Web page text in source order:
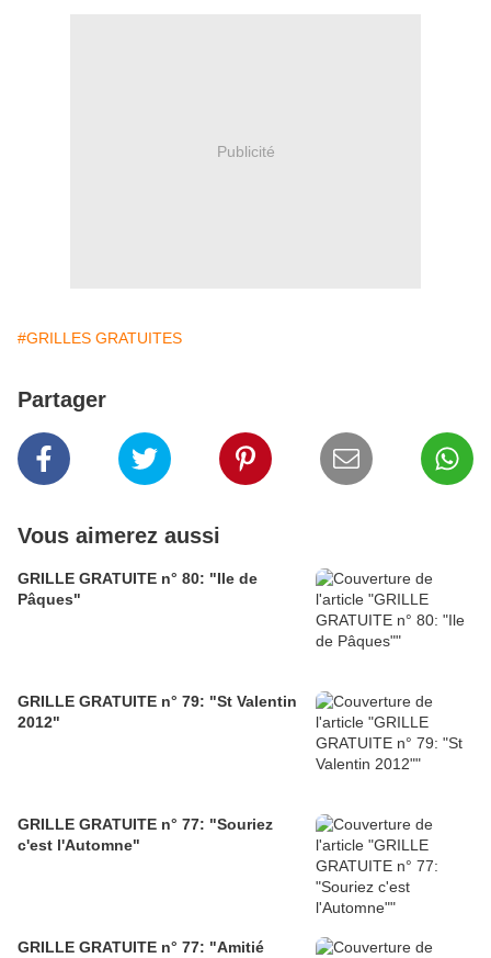
Publicité
#GRILLES GRATUITES
Partager
Vous aimerez aussi
GRILLE GRATUITE n° 80: "Ile de
Pâques"
GRILLE GRATUITE n° 79: "St Valentin
2012"
GRILLE GRATUITE n° 77: "Souriez
c'est l'Automne"
GRILLE GRATUITE n° 77: "Amitié